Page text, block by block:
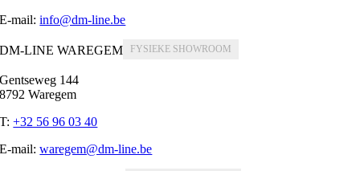
E-mail:info@dm-line.be
DM-LINE WAREGEM
Gentseweg 144
8792 Waregem
T:+32 56 96 03 40
E-mail:waregem@dm-line.be